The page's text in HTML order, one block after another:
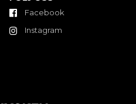
Facebook
Instagram